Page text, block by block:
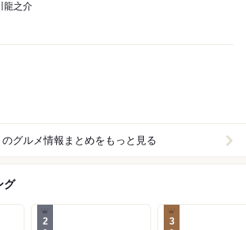
龍之介
のグルメ情報まとめをもっと見る
グ
2 3